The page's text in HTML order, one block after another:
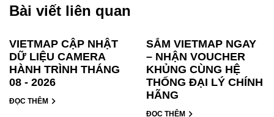
Bài viết liên quan
VIETMAP CẬP NHẬT
DỮ LIỆU CAMERA
HÀNH TRÌNH THÁNG
08 - 2026
ĐỌC THÊM
SẮM VIETMAP NGAY
– NHẬN VOUCHER
KHỦNG CÙNG HỆ
THỐNG ĐẠI LÝ CHÍNH
HÃNG
ĐỌC THÊM